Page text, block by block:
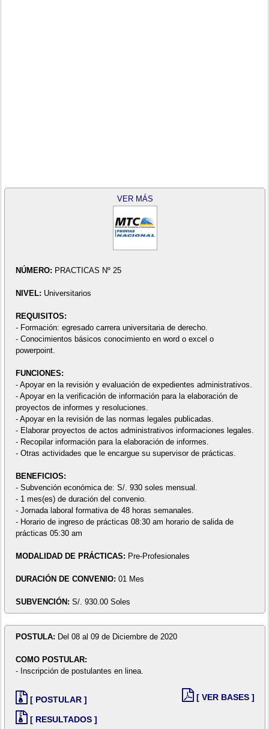
VER MÁS
NÚMERO: PRACTICAS Nº 25
NIVEL: Universitarios
REQUISITOS:
- Formación: egresado carrera universitaria de derecho.
- Conocimientos básicos conocimiento en word o excel o
powerpoint.
FUNCIONES:
- Apoyar en la revisión y evaluación de expedientes administrativos.
- Apoyar en la verificación de información para la elaboración de
proyectos de informes y resoluciones.
- Apoyar en la revisión de las normas legales publicadas.
- Elaborar proyectos de actos administrativos informaciones legales.
- Recopilar información para la elaboración de informes.
- Otras actividades que le encargue su supervisor de prácticas.
BENEFICIOS:
- Subvención económica de: S/. 930 soles mensual.
- 1 mes(es) de duración del convenio.
- Jornada laboral formativa de 48 horas semanales.
- Horario de ingreso de prácticas 08:30 am horario de salida de
prácticas 05:30 am
MODALIDAD DE PRÁCTICAS: Pre-Profesionales
DURACIÓN DE CONVENIO: 01 Mes
SUBVENCIÓN: S/. 930.00 Soles
POSTULA: Del 08 al 09 de Diciembre de 2020
COMO POSTULAR:
- Inscripción de postulantes en linea.
[ POSTULAR ]
[ RESULTADOS ]
[ VER BASES ]